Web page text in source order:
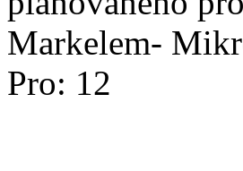
Markelem-
Pro: 12